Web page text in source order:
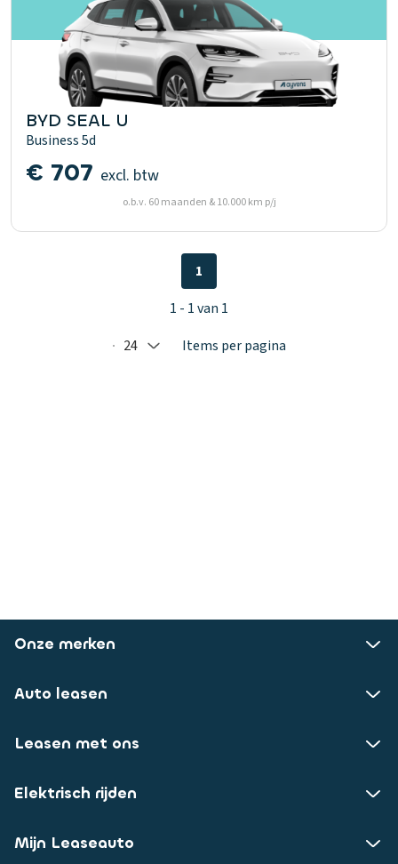
BYD SEAL U
Business 5d
€ 707 excl. btw
o.b.v. 60 maanden & 10.000 km p/j
Selected: 24
24 Items per pagina
1
1 - 1 van 1
Onze merken
Auto leasen
Leasen met ons
Elektrisch rijden
Mijn Leaseauto